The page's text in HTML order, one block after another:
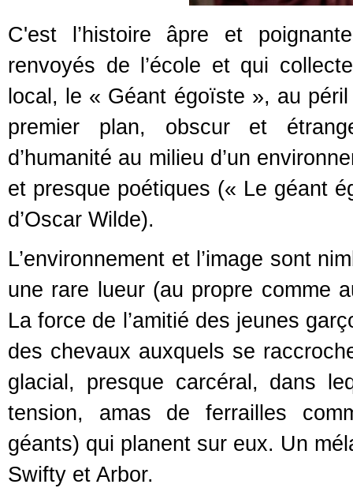
C'est l’histoire âpre et
renvoyés de l’école et qui
local, le « Géant égoïste », au
premier plan, obscur et
d’humanité au milieu d’un
et presque poétiques (« Le géant
d’Oscar Wilde).
L’environnement et l’image sont
une rare lueur (au propre comme
La force de l’amitié des jeunes
des chevaux auxquels se
glacial, presque carcéral, dans
tension, amas de ferrailles
géants) qui planent sur eux. Un
Swifty et Arbor.